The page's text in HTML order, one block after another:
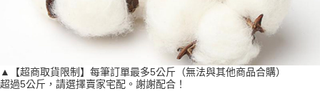
▲【超商取貨限制】每筆訂單最多5公斤（無法與其他商品合購）
超過5公斤，請選擇賣家宅配。謝謝配合！